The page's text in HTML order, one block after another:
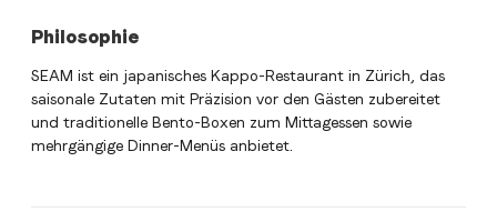
Philosophie
SEAM ist ein japanisches Kappo-Restaurant in Zürich, das
saisonale Zutaten mit Präzision vor den Gästen zubereitet
und traditionelle Bento-Boxen zum Mittagessen sowie
mehrgängige Dinner-Menüs anbietet.